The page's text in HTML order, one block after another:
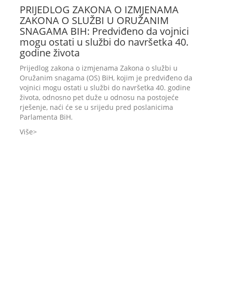
PRIJEDLOG ZAKONA O IZMJENAMA
ZAKONA O SLUŽBI U ORUŽANIM
SNAGAMA BIH: Predviđeno da vojnici
mogu ostati u službi do navršetka 40.
godine života
Prijedlog zakona o izmjenama Zakona o službi u
Oružanim snagama (OS) BiH, kojim je predviđeno da
vojnici mogu ostati u službi do navršetka 40. godine
života, odnosno pet duže u odnosu na postojeće
rješenje, naći će se u srijedu pred poslanicima
Parlamenta BiH.
Više